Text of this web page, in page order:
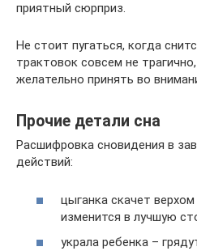
приятный сюрприз.
Не стоит пугаться, когда
трактовок совсем не
желательно принять во
Прочие детали сна
Расшифровка сновидения в
действий:
цыганка скачет
изменится в лучшую
украла ребенка –